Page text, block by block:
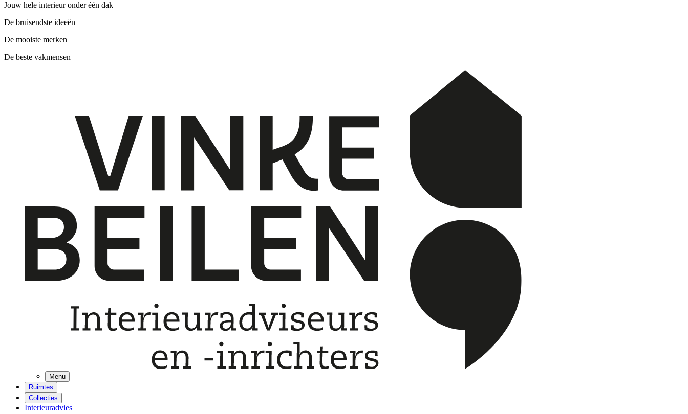
Jouw hele interieur onder één dak
De bruisendste ideeën
De mooiste merken
De beste vakmensen
Menu
Ruimtes
Collecties
Interieuradvies